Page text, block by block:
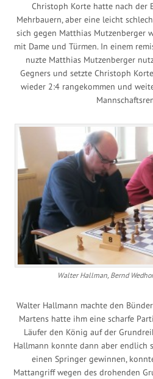
Christoph Korte hatte nach der
Mehrbauern, aber eine leicht
sich gegen Matthias Mutzenberger
mit Dame und Türmen. In einem
nuzte Matthias Mutzenberger
Gegners und setzte Christoph
wieder 2:4 rangekommen und
Walter Hallman, Bernd
Walter Hallmann machte den
Martens hatte ihm eine scharfe
Läufer den König auf der
Hallmann konnte dann aber endlich
einen Springer gewinnen,
Mattangriff wegen des drohenden